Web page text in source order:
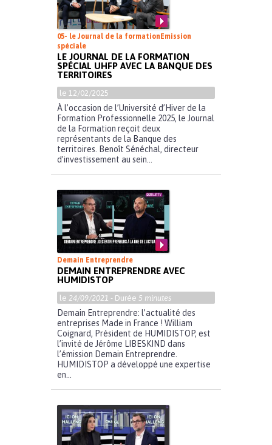
05- le Journal de la formation Emission
spéciale
LE JOURNAL DE LA FORMATION
SPÉCIAL UHFP AVEC LA BANQUE DES
TERRITOIRES
le 12/02/2025
À l’occasion de l’Université d’Hiver de la
Formation Professionnelle 2025, le Journal
de la Formation reçoit deux
représentants de la Banque des
territoires. Benoît Sénéchal, directeur
d’investissement au sein...
Demain Entreprendre
DEMAIN ENTREPRENDRE AVEC
HUMIDISTOP
le 24/09/2021 - Durée 5 minutes
Demain Entreprendre: l’actualité des
entreprises Made in France ! William
Coignard, Président de HUMIDISTOP, est
l’invité de Jérôme LIBESKIND dans
l’émission Demain Entreprendre.
HUMIDISTOP a développé une expertise
en...